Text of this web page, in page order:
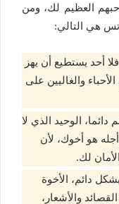
العظيم لك، ومن
هي التالي:
أحد يستطيع أن يهز
والغاليين على
دائما، الوحيد الذي لا
هو أخوك، لأن
لك.
دائم، الأخوة
والأشعار،